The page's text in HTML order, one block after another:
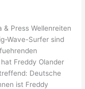
& Press Wellenreiten
Wave-Surfer sind
Freddy Olander
Deutsche
ist Freddy